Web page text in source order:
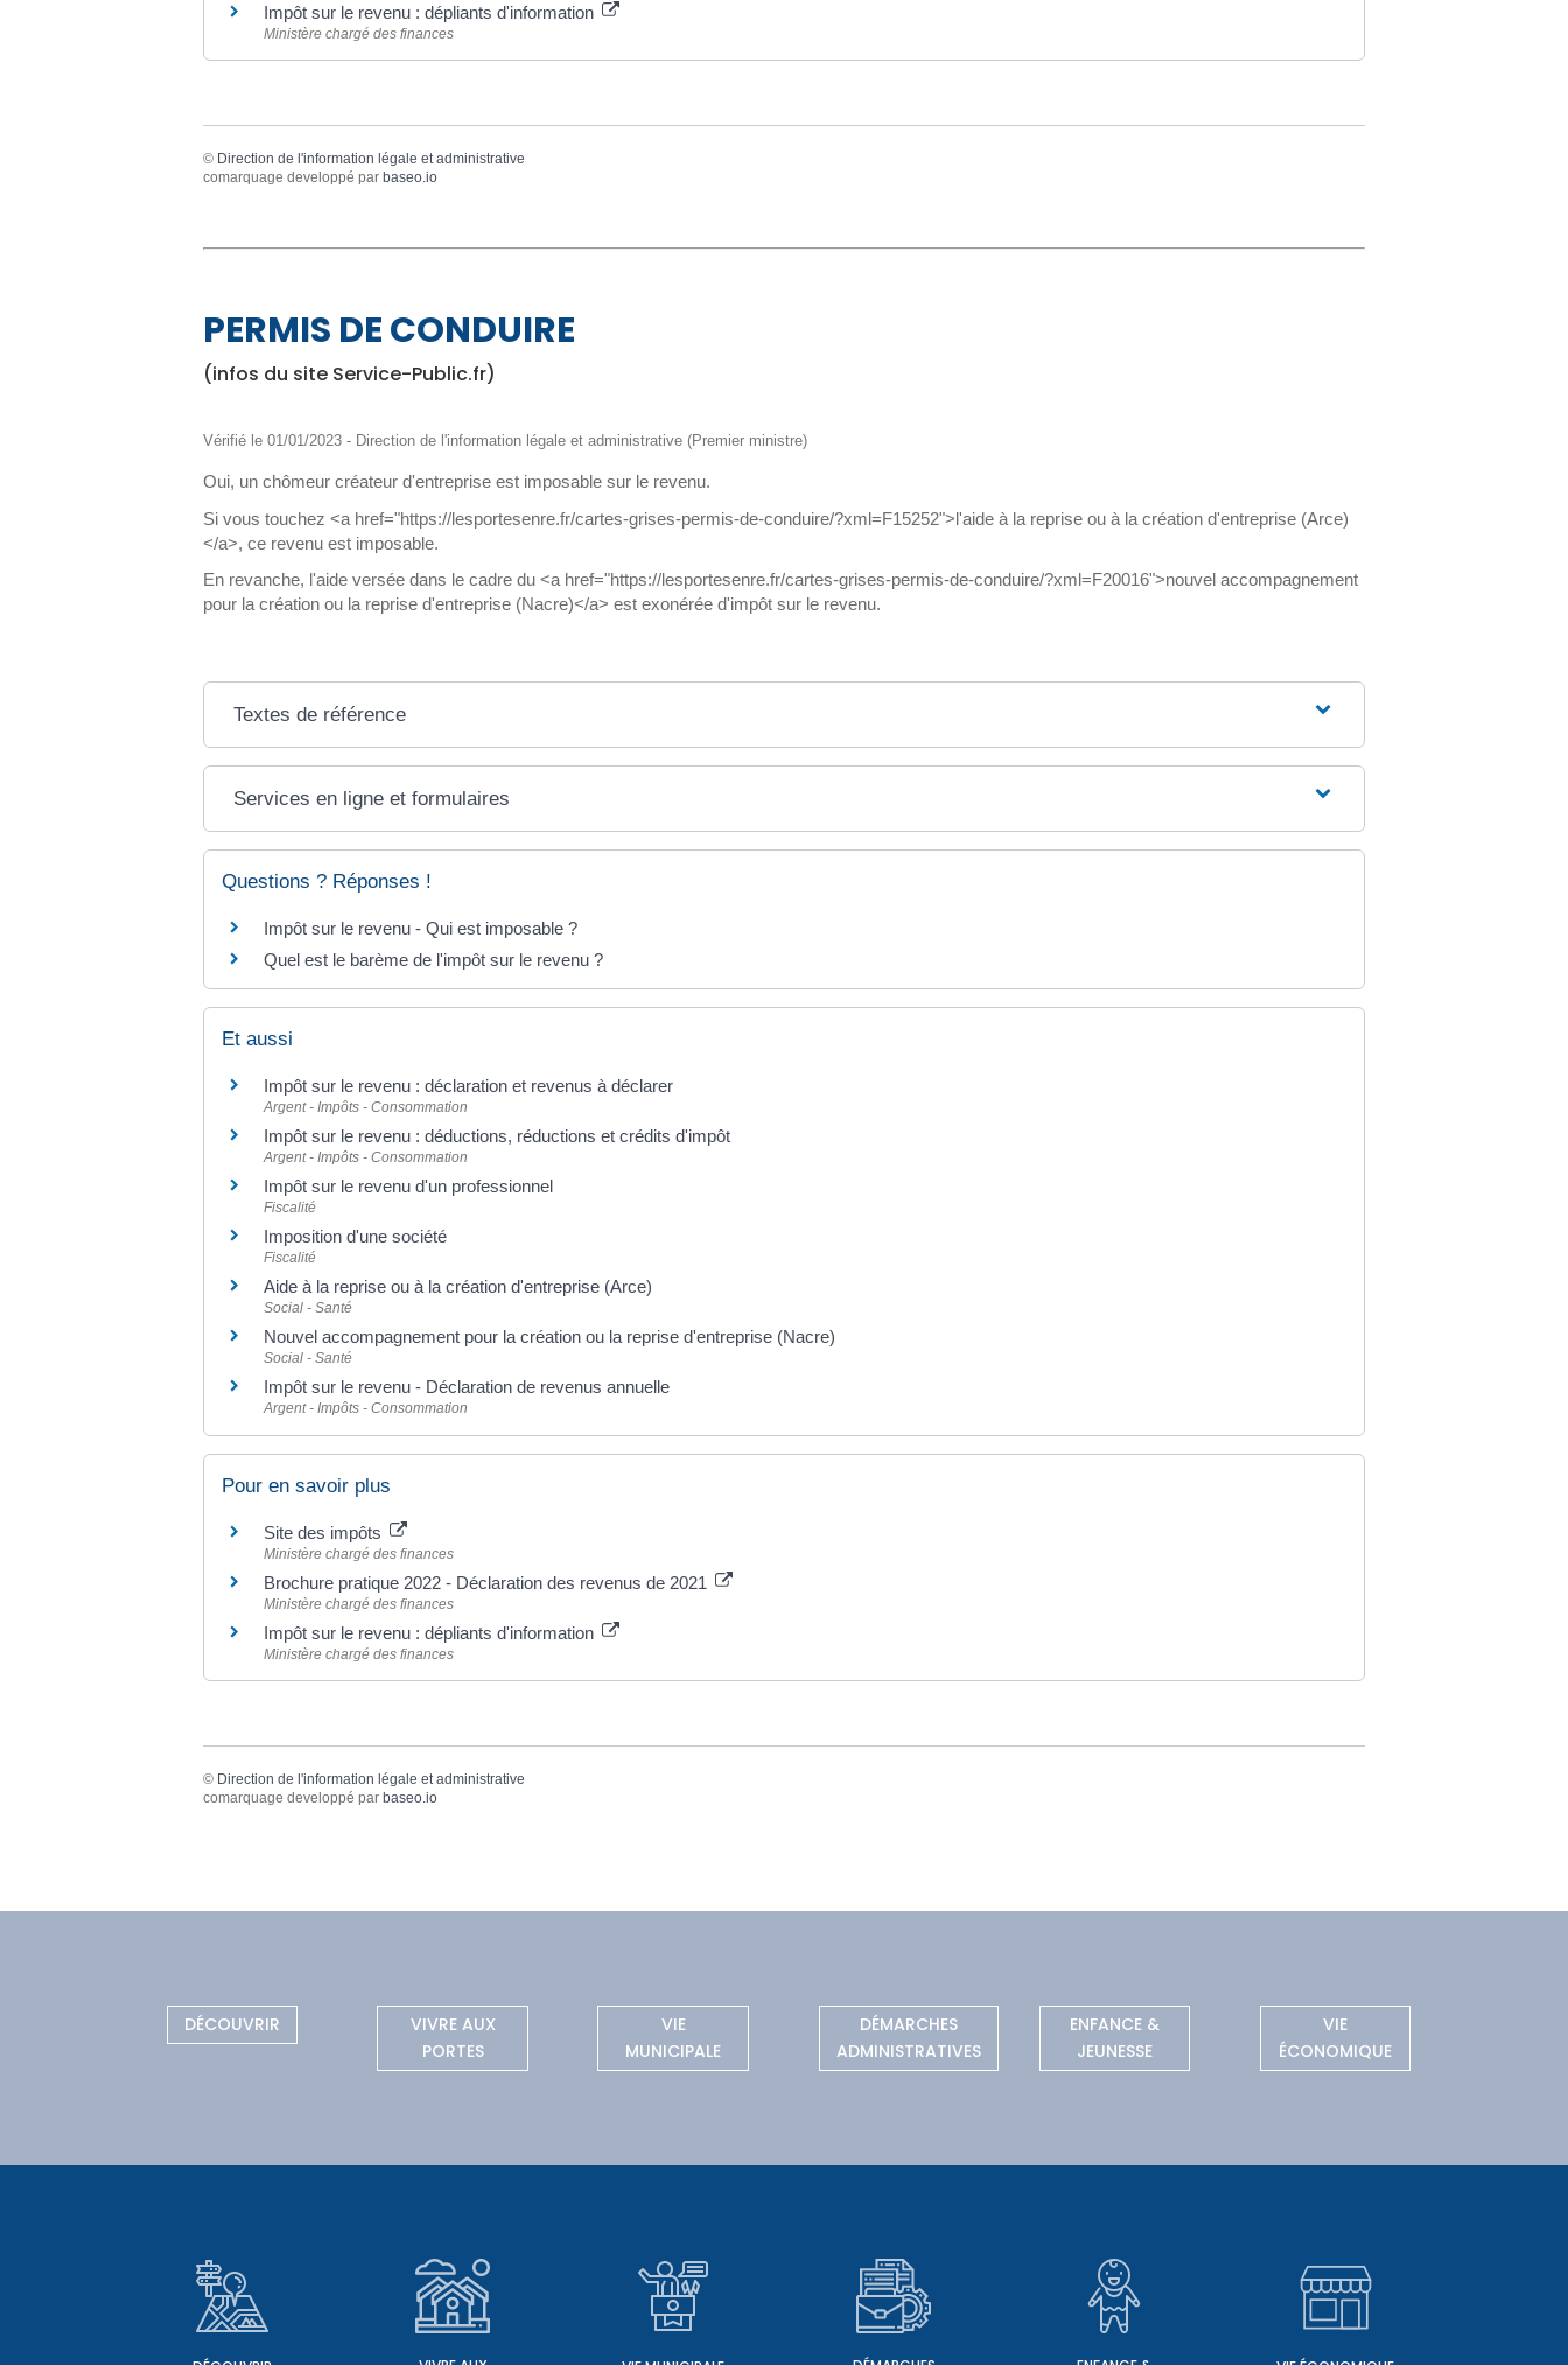
Impôt sur le revenu : dépliants d'information
Ministère chargé des finances
© Direction de l'information légale et administrative
comarquage developpé parbaseo.io
PERMIS DE CONDUIRE
(infos du site Service-Public.fr)
Vérifié le 01/01/2023 - Direction de l'information légale et administrative (Premier ministre)
Oui, un chômeur créateur d'entreprise est imposable sur le revenu.
Si vous touchez <a href="https://lesportesenre.fr/cartes-grises-permis-de-conduire/?xml=F15252">l'aide à la reprise ou à la création d'entreprise (Arce)
</a>, ce revenu est imposable.
En revanche, l'aide versée dans le cadre du <a href="https://lesportesenre.fr/cartes-grises-permis-de-conduire/?xml=F20016">nouvel accompagnement
pour la création ou la reprise d'entreprise (Nacre)</a> est exonérée d'impôt sur le revenu.
Textes de référence
Services en ligne et formulaires
Questions ? Réponses !
Impôt sur le revenu - Qui est imposable ?
Quel est le barème de l'impôt sur le revenu ?
Et aussi
Impôt sur le revenu : déclaration et revenus à déclarer
Argent - Impôts - Consommation
Impôt sur le revenu : déductions, réductions et crédits d'impôt
Argent - Impôts - Consommation
Impôt sur le revenu d'un professionnel
Fiscalité
Imposition d'une société
Fiscalité
Aide à la reprise ou à la création d'entreprise (Arce)
Social - Santé
Nouvel accompagnement pour la création ou la reprise d'entreprise (Nacre)
Social - Santé
Impôt sur le revenu - Déclaration de revenus annuelle
Argent - Impôts - Consommation
Pour en savoir plus
Site des impôts
Ministère chargé des finances
Brochure pratique 2022 - Déclaration des revenus de 2021
Ministère chargé des finances
Impôt sur le revenu : dépliants d'information
Ministère chargé des finances
© Direction de l'information légale et administrative
comarquage developpé parbaseo.io
DÉCOUVRIR
VIVRE AUX
PORTES
VIE
MUNICIPALE
DÉMARCHES
ADMINISTRATIVES
ENFANCE &
JEUNESSE
VIE
ÉCONOMIQUE